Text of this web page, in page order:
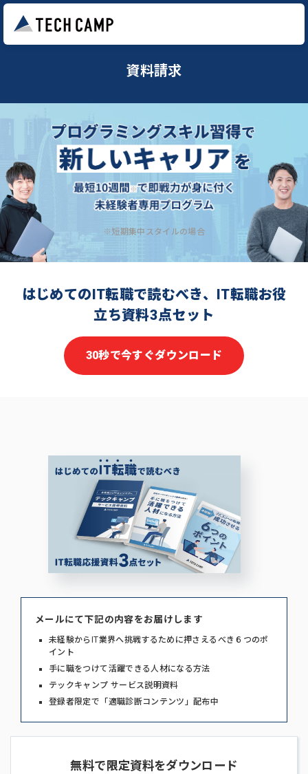
資料請求
※短期集中スタイルの場合
はじめてのIT転職で読むべき、IT転職お役
立ち資料3点セット
30秒で今すぐダウンロード
メールにて下記の内容をお届けします
未経験からIT業界へ挑戦するために押さえるべき６つのポ
イント
手に職をつけて活躍できる人材になる方法
テックキャンプ サービス説明資料
登録者限定で「適職診断コンテンツ」配布中
無料で限定資料をダウンロード